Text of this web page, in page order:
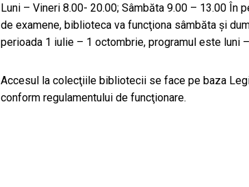
Luni – Vineri 8.00- 20.00; Sâmbăta 9.00 – 13.00 În
de examene, biblioteca va funcţiona sâmbăta şi
perioada 1 iulie – 1 octombrie, programul este luni
Accesul la colecţiile bibliotecii se face pe baza
conform regulamentului de funcţionare.